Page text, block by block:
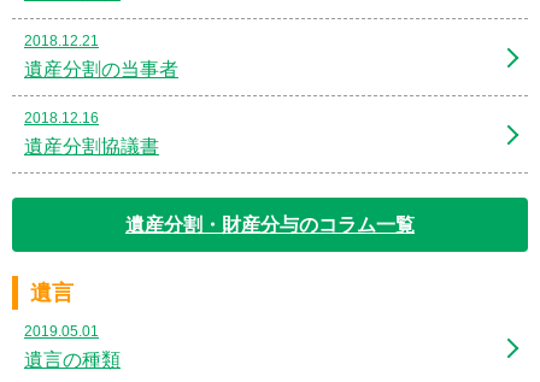
2018.12.21
遺産分割の当事者
2018.12.16
遺産分割協議書
遺産分割・財産分与のコラム一覧
遺言
2019.05.01
遺言の種類